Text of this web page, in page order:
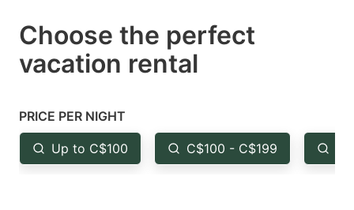
select
a
Press
the
question
select
the
question
Choose the perfect
vacation rental
PRICE PER NIGHT
Up to C$100 C$100 - C$199